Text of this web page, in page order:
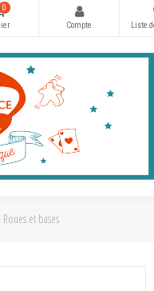
0
et bases